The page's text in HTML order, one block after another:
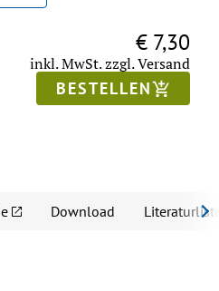
€ 7,30
inkl. MwSt.zzgl. Versand
BESTELLEN
Download